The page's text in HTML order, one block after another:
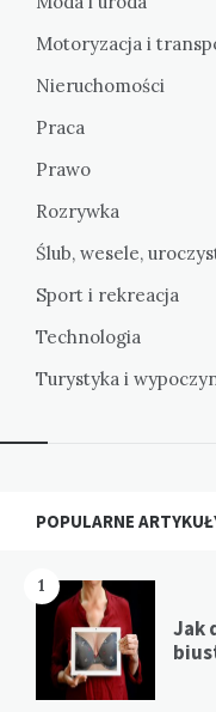
Motoryzacja i
Nieruchomości
Praca
Prawo
Rozrywka
Ślub, wesele,
Sport i rekreacja
Technologia
Turystyka i
Widgets
POPULARNE
1
Jak